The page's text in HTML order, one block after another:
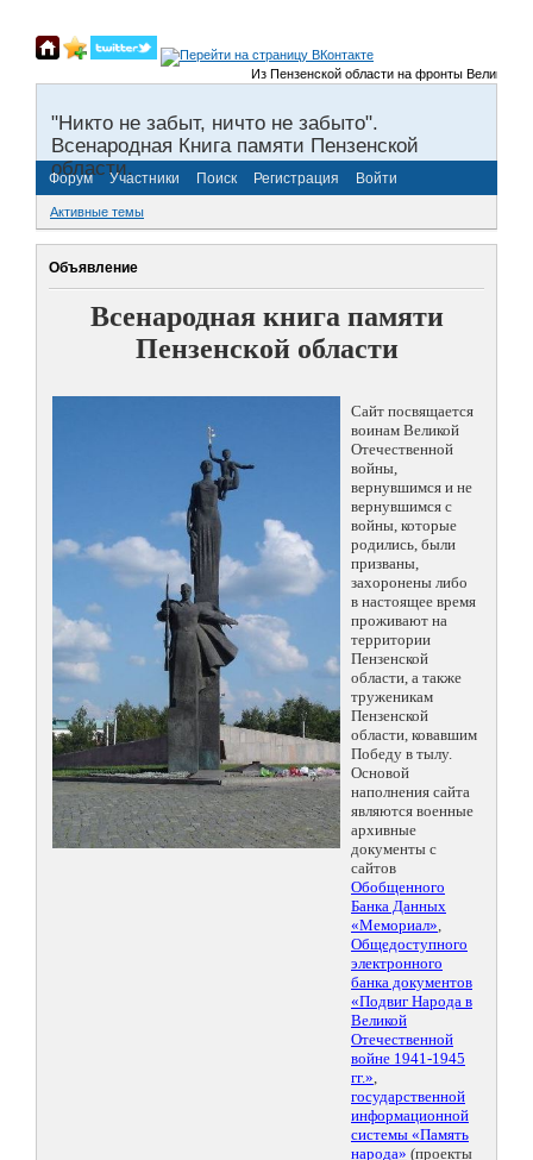
Из Пензенской области на фронты Великой
"Никто не забыт, ничто не забыто".
Всенародная Книга памяти Пензенской
области.
Форум Участники Поиск Регистрация Войти
Активные темы
Объявление
Всенародная книга памяти
Пензенской области
Сайт посвящается
воинам Великой
Отечественной
войны,
вернувшимся и не
вернувшимся с
войны, которые
родились, были
призваны,
захоронены либо
в настоящее время
проживают на
территории
Пензенской
области, а также
труженикам
Пензенской
области, ковавшим
Победу в тылу.
Основой
наполнения сайта
являются военные
архивные
документы с
сайтов
Обобщенного
Банка Данных
«Мемориал»,
Общедоступного
электронного
банка документов
«Подвиг Народа в
Великой
Отечественной
войне 1941-1945
гг.»,
государственной
информационной
системы «Память
народа» (проекты